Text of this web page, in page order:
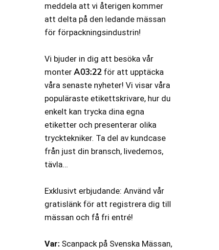
meddela att vi återigen kommer
att delta på den ledande mässan
för förpackningsindustrin!
Vi bjuder in dig att besöka vår
monter A03:22för att upptäcka
våra senaste nyheter! Vi visar våra
populäraste etikettskrivare, hur du
enkelt kan trycka dina egna
etiketter och presenterar olika
trycktekniker. Ta del av kundcase
från just din bransch, livedemos,
tävla…
Exklusivt erbjudande: Använd vår
gratislänk för att registrera dig till
mässan och få fri entré!
Var:Scanpack på Svenska Mässan,